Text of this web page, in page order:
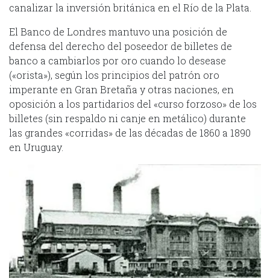
canalizar la inversión británica en el Río de la Plata.
El Banco de Londres mantuvo una posición de
defensa del derecho del poseedor de billetes de
banco a cambiarlos por oro cuando lo desease
(«orista»), según los principios del patrón oro
imperante en Gran Bretaña y otras naciones, en
oposición a los partidarios del «curso forzoso» de los
billetes (sin respaldo ni canje en metálico) durante
las grandes «corridas» de las décadas de 1860 a 1890
en Uruguay.